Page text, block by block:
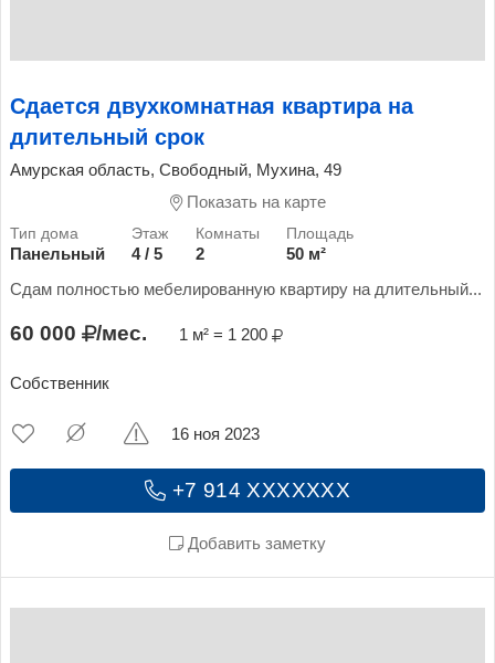
Сдается двухкомнатная квартира на
длительный срок
Амурская область, Свободный, Мухина, 49
Показать на карте
Панельный 4 / 5 2
50 м²
Сдам полностью мебелированную квартиру на длительный...
60 000 /мес. 1 м² = 1 200
Собственник
+7 914 XXXXXXX
Добавить заметку
16 ноя 2023